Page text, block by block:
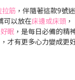
筋 ，伴隨著這款9號
可以放在床邊或床頭 ，
眠 ，是每日必備的精
才有更多心力變成更